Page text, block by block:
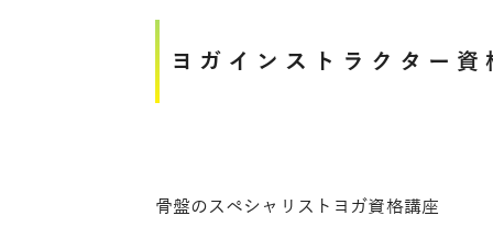
ヨガインストラクター資
骨盤のスペシャリストヨガ資格講座